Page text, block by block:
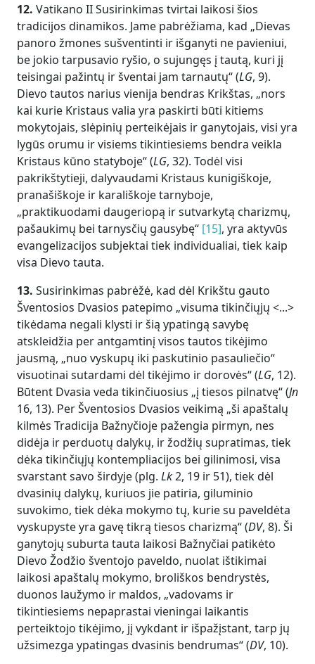
12. Vatikano II Susirinkimas tvirtai laikosi šios
tradicijos dinamikos. Jame pabrėžiama, kad „Dievas
panoro žmones sušventinti ir išganyti ne pavieniui,
be jokio tarpusavio ryšio, o sujungęs į tautą, kuri jį
teisingai pažintų ir šventai jam tarnautų“ (LG, 9).
Dievo tautos narius vienija bendras Krikštas, „nors
kai kurie Kristaus valia yra paskirti būti kitiems
mokytojais, slėpinių perteikėjais ir ganytojais, visi yra
lygūs orumu ir visiems tikintiesiems bendra veikla
Kristaus kūno statyboje“ (LG, 32). Todėl visi
pakrikštytieji, dalyvaudami Kristaus kunigiškoje,
pranašiškoje ir karališkoje tarnyboje,
„praktikuodami daugeriopą ir sutvarkytą charizmų,
pašaukimų bei tarnysčių gausybę“ [15], yra aktyvūs
evangelizacijos subjektai tiek individualiai, tiek kaip
visa Dievo tauta.
13. Susirinkimas pabrėžė, kad dėl Krikštu gauto
Šventosios Dvasios patepimo „visuma tikinčiųjų <...>
tikėdama negali klysti ir šią ypatingą savybę
atskleidžia per antgamtinį visos tautos tikėjimo
jausmą, „nuo vyskupų iki paskutinio pasauliečio“
visuotinai sutardami dėl tikėjimo ir dorovės“ (LG, 12).
Būtent Dvasia veda tikinčiuosius „į tiesos pilnatvę“ (Jn
16, 13). Per Šventosios Dvasios veikimą „ši apaštalų
kilmės Tradicija Bažnyčioje pažengia pirmyn, nes
didėja ir perduotų dalykų, ir žodžių supratimas, tiek
dėka tikinčiųjų kontempliacijos bei gilinimosi, visa
svarstant savo širdyje (plg. Lk2, 19 ir 51), tiek dėl
dvasinių dalykų, kuriuos jie patiria, giluminio
suvokimo, tiek dėka mokymo tų, kurie su paveldėta
vyskupyste yra gavę tikrą tiesos charizmą“ (DV, 8). Ši
ganytojų suburta tauta laikosi Bažnyčiai patikėto
Dievo Žodžio šventojo paveldo, nuolat ištikimai
laikosi apaštalų mokymo, broliškos bendrystės,
duonos laužymo ir maldos, „vadovams ir
tikintiesiems nepaprastai vieningai laikantis
perteiktojo tikėjimo, jį vykdant ir išpažįstant, tarp jų
užsimezga ypatingas dvasinis bendrumas“ (DV, 10).